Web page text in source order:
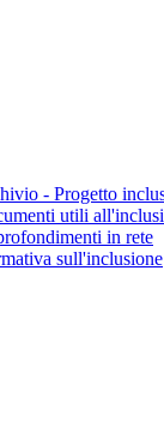
- Progetto
utili
in rete
sull'inclusione